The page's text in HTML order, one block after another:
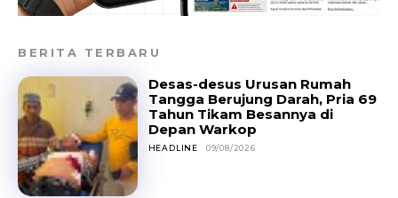
BERITA TERBARU
Desas-desus Urusan Rumah
Tangga Berujung Darah, Pria 69
Tahun Tikam Besannya di
Depan Warkop
HEADLINE 09/08/2026